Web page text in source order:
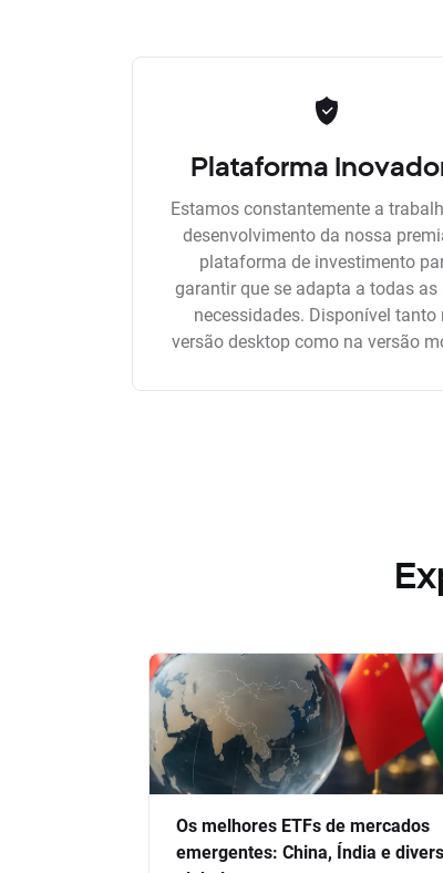
Plataforma
Estamos constantemente a
desenvolvimento da nossa
plataforma de investimento
garantir que se adapta a todas as
necessidades. Disponível tanto
versão desktop como na versão
Os melhores ETFs de mercados
emergentes: China, Índia e